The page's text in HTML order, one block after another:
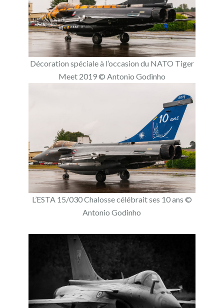
Décoration spéciale à l’occasion du NATO Tiger
Meet 2019 © Antonio Godinho
L’ESTA 15/030 Chalosse célébrait ses 10 ans ©
Antonio Godinho